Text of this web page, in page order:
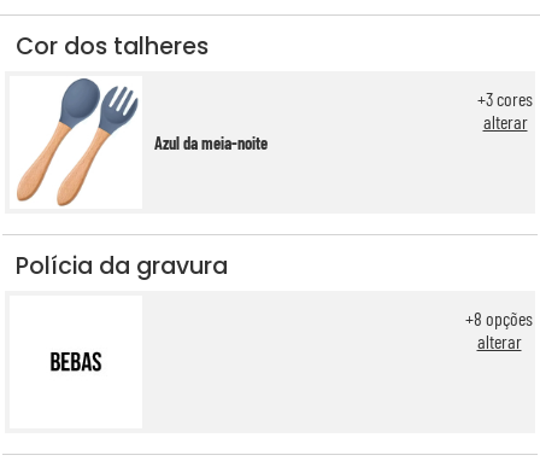
Cor dos talheres
Azul da meia-noite
+3cores
alterar
Polícia da gravura
+8 opções
alterar